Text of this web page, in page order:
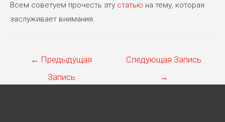
Всем советуем прочесть эту статью на тему, которая
заслуживает внимания.
Навигация
записям
← Предыдущая
Запись
Следующая Запись
→